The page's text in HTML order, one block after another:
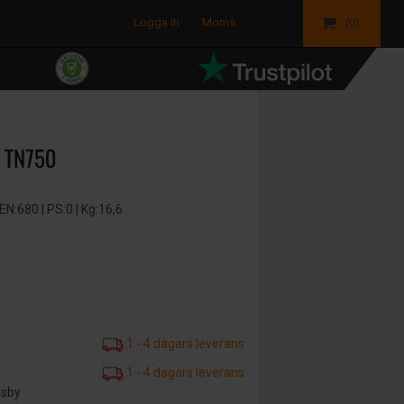
Logga in Moms (0)
| PS:0 | Kg:16,6
1 - 4 dagars leverans
1 - 4 dagars leverans